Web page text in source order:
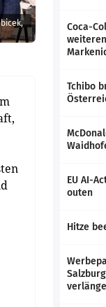
Coca-
Tchibo
EU AI-
outen
Hitze